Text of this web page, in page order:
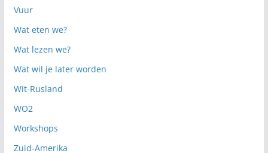
Vuur
Wat eten we?
Wat lezen we?
Wat wil je later worden
Wit-Rusland
WO2
Workshops
Zuid-Amerika